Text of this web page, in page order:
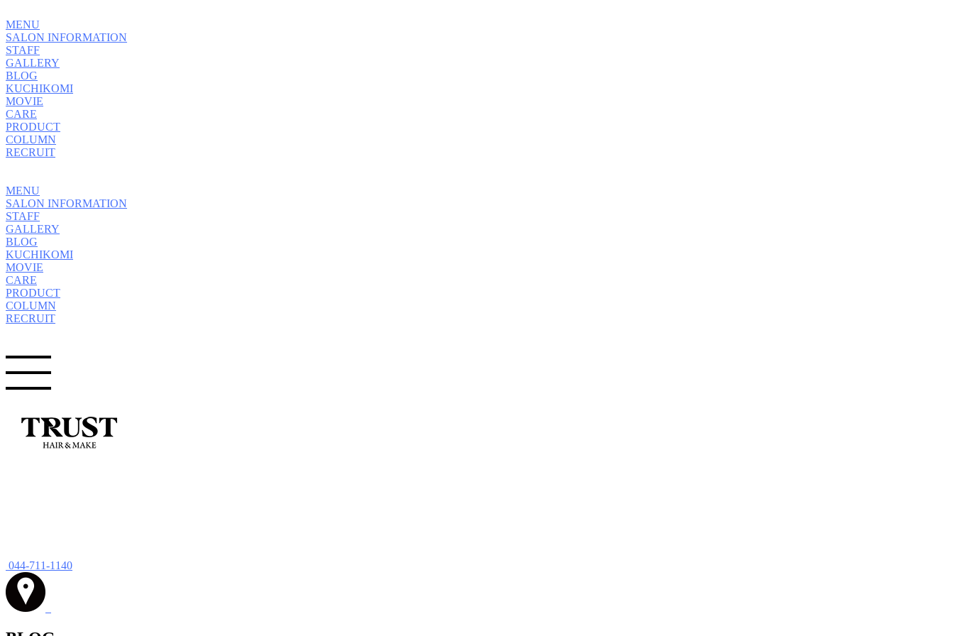
MENU
SALON INFORMATION
STAFF
GALLERY
BLOG
KUCHIKOMI
MOVIE
CARE
PRODUCT
COLUMN
RECRUIT
MENU
SALON INFORMATION
STAFF
GALLERY
BLOG
KUCHIKOMI
MOVIE
CARE
PRODUCT
COLUMN
RECRUIT
044-711-1140